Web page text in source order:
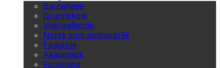
Barnehage
Grunnskole
Videregående
Norsk som andrespråk
Fagskole
Akademisk
Forskning